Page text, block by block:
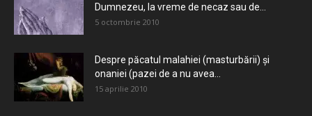
Dumnezeu, la vreme de necaz sau de...
5 octombrie 2010
Despre păcatul malahiei (masturbării) şi
onaniei (pazei de a nu avea...
15 aprilie 2010